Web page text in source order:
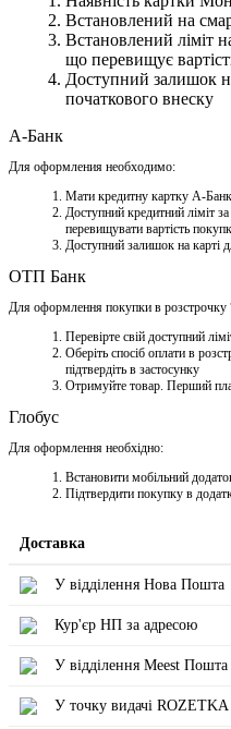
Встановлений на
Встановлений ліміт
що перевищує
Доступний залишок
початкового внеску
А-Банк
Для оформления необходимо:
Мати кредитну картку A-
Доступний кредитний ліміт
перевищувати вартість
Доступний залишок на карті
ОТП Банк
Для оформлення покупки в
Перевірте свій доступний
Оберіть спосіб оплати в
підтвердіть в застосунку
Отримуйте товар. Перший
Глобус
Для оформлення необхідно:
Встановити мобільний
Підтвердити покупку в
Доставка
У відділення Нова Пошта
Кур'єр НП за адресою
У відділення Meest Пошта
У точку видачі ROZETKA